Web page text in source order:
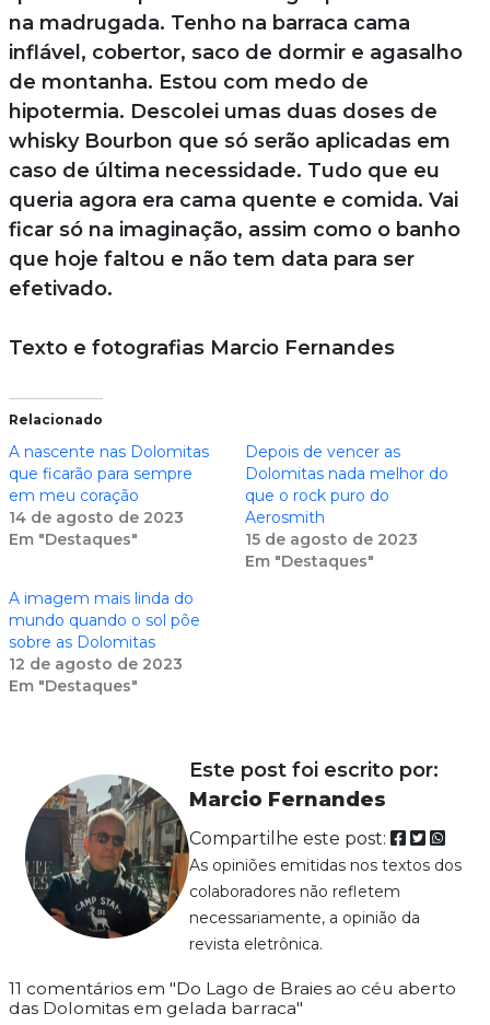
na madrugada. Tenho na barraca cama
inflável, cobertor, saco de dormir e agasalho
de montanha. Estou com medo de
hipotermia. Descolei umas duas doses de
whisky Bourbon que só serão aplicadas em
caso de última necessidade. Tudo que eu
queria agora era cama quente e comida. Vai
ficar só na imaginação, assim como o banho
que hoje faltou e não tem data para ser
efetivado.
Texto e fotografias Marcio Fernandes
Relacionado
A nascente nas Dolomitas
que ficarão para sempre
em meu coração
14 de agosto de 2023
Em "Destaques"
Depois de vencer as
Dolomitas nada melhor do
que o rock puro do
Aerosmith
15 de agosto de 2023
Em "Destaques"
A imagem mais linda do
mundo quando o sol põe
sobre as Dolomitas
12 de agosto de 2023
Em "Destaques"
Este post foi escrito por:
Marcio Fernandes
Compartilhe este post:
As opiniões emitidas nos textos dos
colaboradores não refletem
necessariamente, a opinião da
revista eletrônica.
11 comentários em "Do Lago de Braies ao céu aberto
das Dolomitas em gelada barraca"